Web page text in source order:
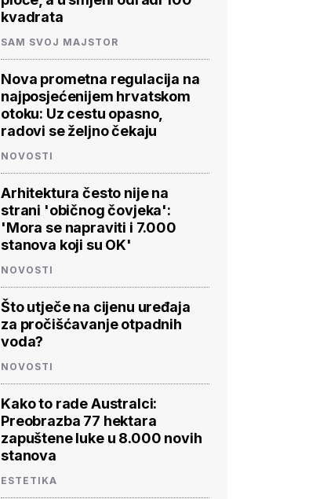
kvadrata
SAM SVOJ MAJSTOR
Nova prometna regulacija na
najposjećenijem hrvatskom
otoku: Uz cestu opasno,
radovi se željno čekaju
NOVOSTI
Arhitektura često nije na
strani 'običnog čovjeka':
'Mora se napraviti i 7.000
stanova koji su OK'
NOVOSTI
Što utječe na cijenu uređaja
za pročišćavanje otpadnih
voda?
NOVOSTI
Kako to rade Australci:
Preobrazba 77 hektara
zapuštene luke u 8.000 novih
stanova
ESTETIKA